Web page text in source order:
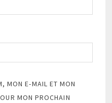
MON E-MAIL ET MON
MON PROCHAIN